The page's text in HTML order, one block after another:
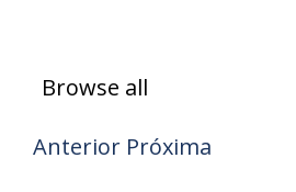
Browse all
Anterior Próxima